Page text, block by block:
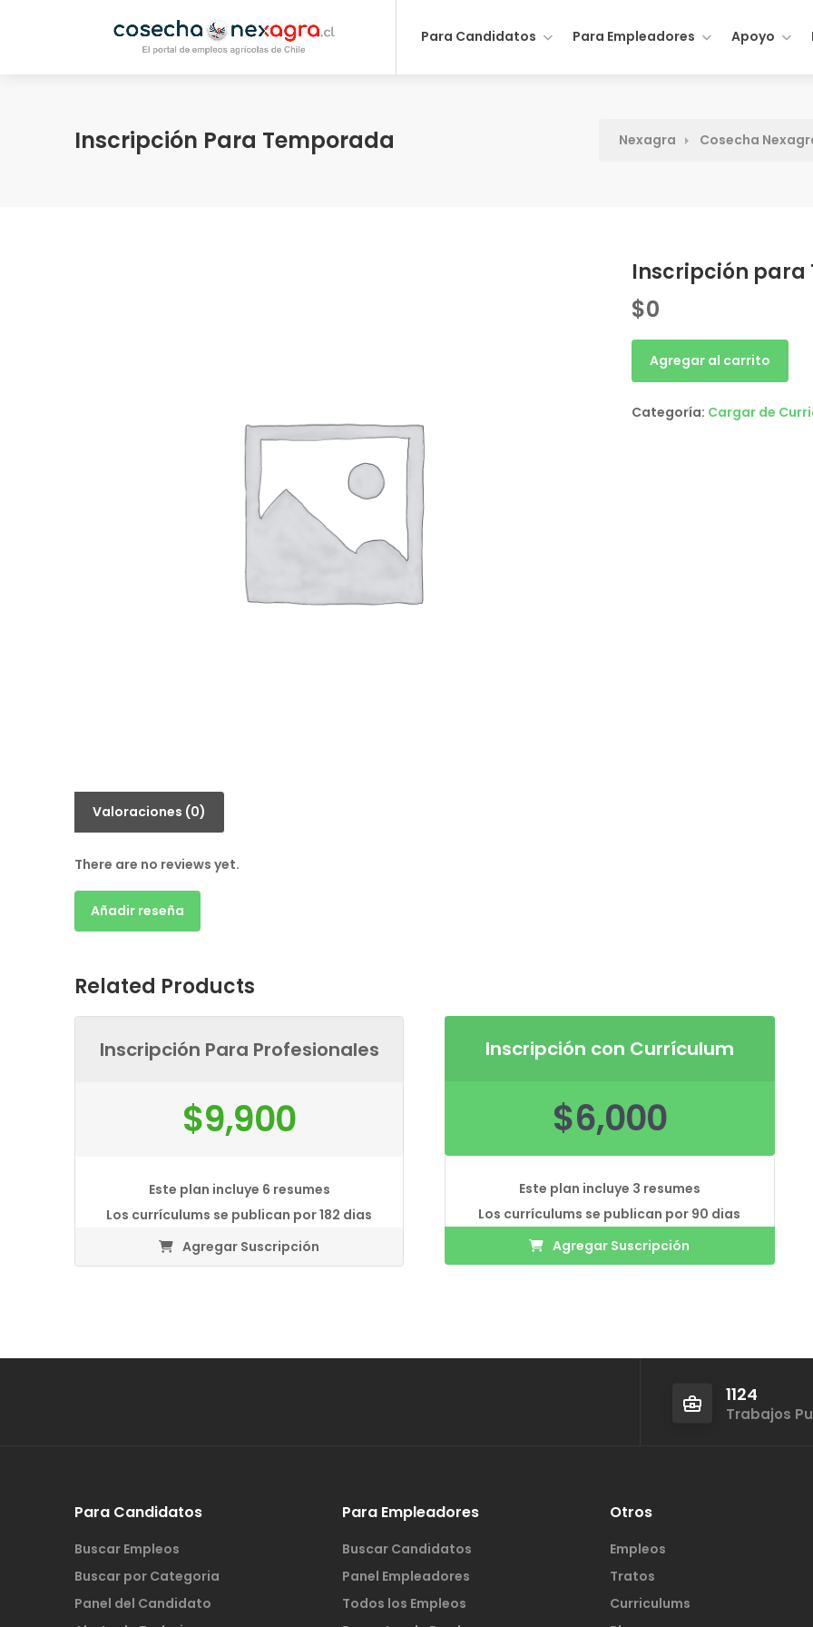
Para Candidatos Para Empleadores Apoyo
Inscripción Para Temporada Nexagra Cosecha
Inscripción para
$0
para
cantidad
Agregar al carrito
Categoría: Cargar de
Valoraciones (0)
There are no reviews yet.
Añadir reseña
Related Products
Inscripción Para Profesionales
$9,900
Este plan incluye 6 resumes
Los currículums se publican por 182 dias
Agregar Suscripción
Inscripción con Currículum
$6,000
Este plan incluye 3 resumes
Los currículums se publican por 90 dias
Agregar Suscripción
1124
Trabajos
Para Candidatos
Buscar Empleos
Buscar por Categoria
Panel del Candidato
Para Empleadores
Buscar Candidatos
Panel Empleadores
Todos los Empleos
Otros
Empleos
Tratos
Curriculums